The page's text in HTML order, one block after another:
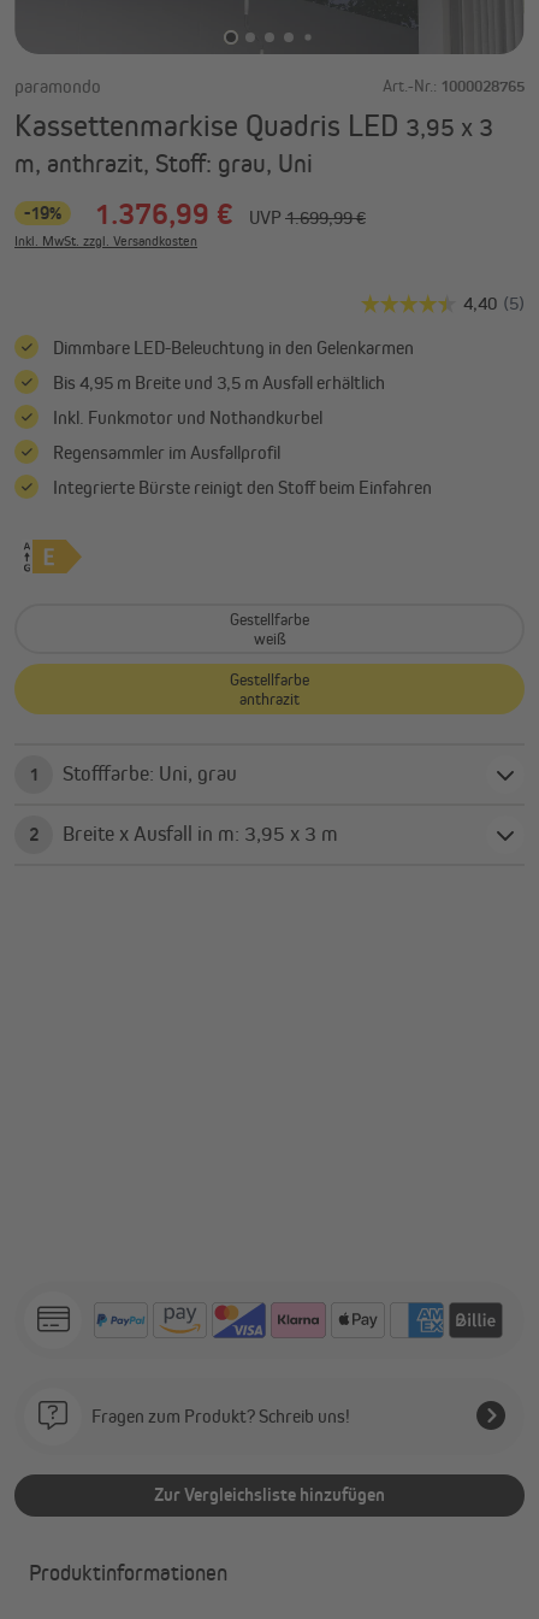
paramondo Art.-Nr.: 1000028765
Kassettenmarkise Quadris LED 3,95 x 3
m, anthrazit, Stoff: grau, Uni
-19% 1.376,99 € UVP 1.699,99 €
Inkl. MwSt. zzgl. Versandkosten
Dimmbare LED-Beleuchtung in den Gelenkarmen
Bis 4,95 m Breite und 3,5 m Ausfall erhältlich
Inkl. Funkmotor und Nothandkurbel
Regensammler im Ausfallprofil
Integrierte Bürste reinigt den Stoff beim Einfahren
Gestellfarbe
weiß
Gestellfarbe
anthrazit
1 Stofffarbe: Uni, grau
2 Breite x Ausfall in m: 3,95 x 3 m
Fragen zum Produkt? Schreib uns!
Zur Vergleichsliste hinzufügen
Produktinformationen